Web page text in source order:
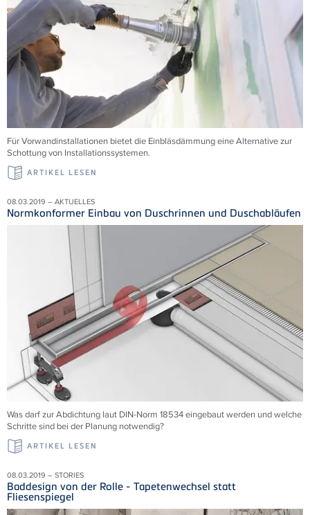
Für Vorwandinstallationen bietet die Einbläsdämmung eine Alternative zur
Schottung von Installationssystemen.
ARTIKEL LESEN
08.03.2019 – AKTUELLES
Normkonformer Einbau von Duschrinnen und Duschabläufen
Was darf zur Abdichtung laut DIN-Norm 18534 eingebaut werden und welche
Schritte sind bei der Planung notwendig?
ARTIKEL LESEN
08.03.2019 – STORIES
Baddesign von der Rolle - Tapetenwechsel statt
Fliesenspiegel